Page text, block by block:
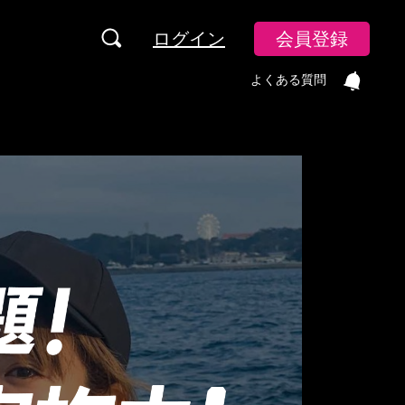
ログイン 会員登録
よくある質問